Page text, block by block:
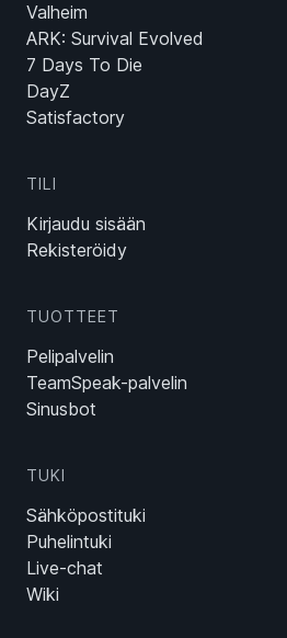
Valheim
ARK: Survival Evolved
7 Days To Die
DayZ
Satisfactory
TILI
Kirjaudu sisään
Rekisteröidy
TUOTTEET
Pelipalvelin
TeamSpeak-palvelin
Sinusbot
TUKI
Sähköpostituki
Puhelintuki
Live-chat
Wiki